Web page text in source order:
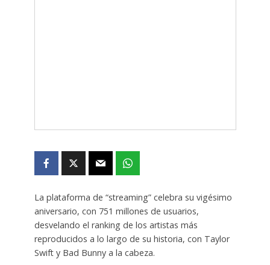
La plataforma de “streaming” celebra su vigésimo
aniversario, con 751 millones de usuarios,
desvelando el ranking de los artistas más
reproducidos a lo largo de su historia, con Taylor
Swift y Bad Bunny a la cabeza.